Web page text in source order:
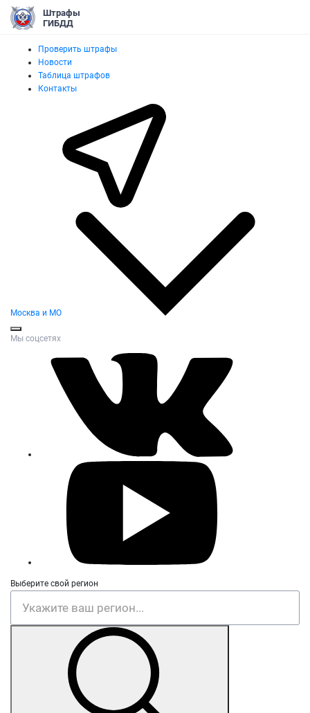
Штрафы
ГИБДД
Проверить штрафы
Новости
Таблица штрафов
Контакты
Москва и МО
Мы соцсетях
Выберите свой регион